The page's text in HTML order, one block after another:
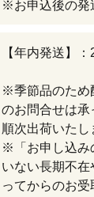
※お申込後の発
【年内発送】
※季節品のため
のお問合せは承
順次出荷いたし
※「お申し込み
いない長期不
ってからのお